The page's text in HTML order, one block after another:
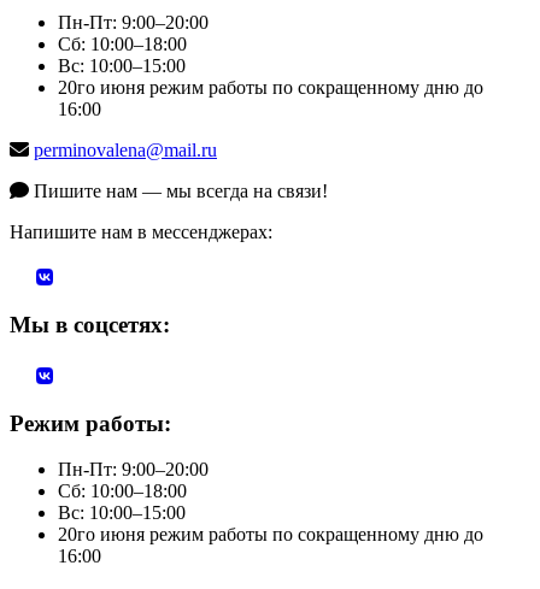
Пн-Пт: 9:00–20:00
Сб: 10:00–18:00
Вс: 10:00–15:00
20го июня режим работы по сокращенному дню до
16:00
perminovalena@mail.ru
Пишите нам — мы всегда на связи!
Напишите нам в мессенджерах:
Мы в соцсетях:
Режим работы:
Пн-Пт: 9:00–20:00
Сб: 10:00–18:00
Вс: 10:00–15:00
20го июня режим работы по сокращенному дню до
16:00